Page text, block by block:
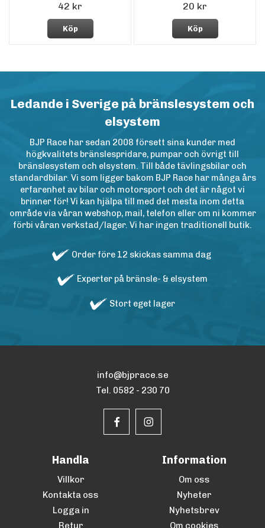
42 kr
Köp
20 kr
Köp
Ledande i Sverige på bränslesystem och
elsystem
BJP Race har sedan 2008 försett sina kunder med
högkvalitets bränslespridare, pumpar och övrigt till
bränslesystem och elsystem. Till både tävlingsbilar och
standardbilar. Vi som ligger bakom BJP Race har många års
erfarenhet av bilar och motorsport och det är något vi
brinner för! Vi kan hjälpa till med det mesta inom detta
område via våran webshop, mail, telefon eller om ni kommer
förbi våran verkstad/lager. Vi har ingen traditionell butik.
Order före 12 skickas samma dag
Experter på bränsle- & elsystem
Stort eget lager
info@bjprace.se
Tel. 0582 - 230 70
Handla
Villkor
Kontakta oss
Logga in
Retur
Information
Om oss
Nyheter
Nyhetsbrev
Om cookies